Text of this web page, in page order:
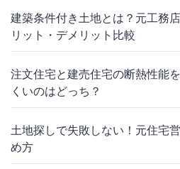
建築条件付き土地とは？元工務
リット・デメリット比較
注文住宅と建売住宅の断熱性能
くいのはどっち？
土地探しで失敗しない！元住宅
め方